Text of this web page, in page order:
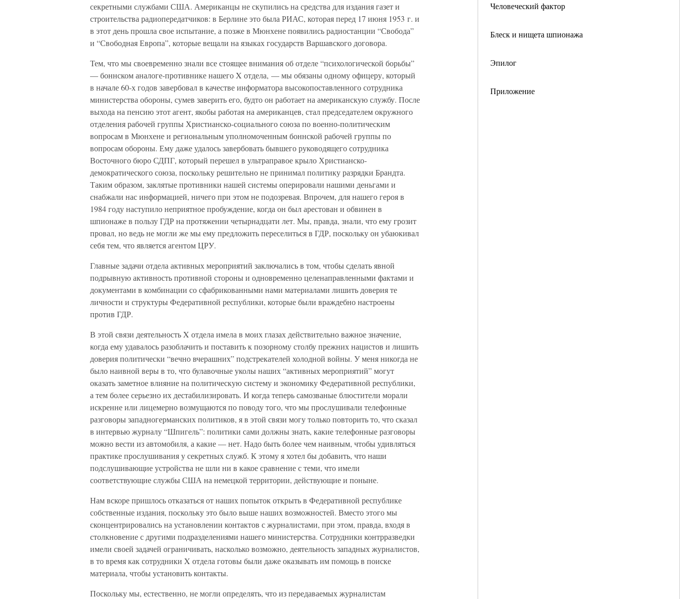
Человеческий фактор
Блеск и нищета шпионажа
Эпилог
Приложение
секретными службами США. Американцы не скупились на средства для издания газет и
строительства радиопередатчиков: в Берлине это была РИАС, которая перед 17 июня 1953 г. и
в этот день прошла свое испытание, а позже в Мюнхене появились радиостанции “Свобода”
и “Свободная Европа”, которые вещали на языках государств Варшавского договора.
Тем, что мы своевременно знали все стоящее внимания об отделе “психологической борьбы”
— боннском аналоге-противнике нашего X отдела, — мы обязаны одному офицеру, который
в начале 60-х годов завербовал в качестве информатора высокопоставленного сотрудника
министерства обороны, сумев заверить его, будто он работает на американскую службу. После
выхода на пенсию этот агент, якобы работая на американцев, стал председателем окружного
отделения рабочей группы Христианско-социального союза по военно-политическим
вопросам в Мюнхене и региональным уполномоченным боннской рабочей группы по
вопросам обороны. Ему даже удалось завербовать бывшего руководящего сотрудника
Восточного бюро СДПГ, который перешел в ультраправое крыло Христианско-
демократического союза, поскольку решительно не принимал политику разрядки Брандта.
Таким образом, заклятые противники нашей системы оперировали нашими деньгами и
снабжали нас информацией, ничего при этом не подозревая. Впрочем, для нашего героя в
1984 году наступило неприятное пробуждение, когда он был арестован и обвинен в
шпионаже в пользу ГДР на протяжении четырнадцати лет. Мы, правда, знали, что ему грозит
провал, но ведь не могли же мы ему предложить переселиться в ГДР, поскольку он убаюкивал
себя тем, что является агентом ЦРУ.
Главные задачи отдела активных мероприятий заключались в том, чтобы сделать явной
подрывную активность противной стороны и одновременно целенаправленными фактами и
документами в комбинации со сфабрикованными нами материалами лишить доверия те
личности и структуры Федеративной республики, которые были враждебно настроены
против ГДР.
В этой связи деятельность X отдела имела в моих глазах действительно важное значение,
когда ему удавалось разоблачить и поставить к позорному столбу прежних нацистов и лишить
доверия политически “вечно вчерашних” подстрекателей холодной войны. У меня никогда не
было наивной веры в то, что булавочные уколы наших “активных мероприятий” могут
оказать заметное влияние на политическую систему и экономику Федеративной республики,
а тем более серьезно их дестабилизировать. И когда теперь самозваные блюстители морали
искренне или лицемерно возмущаются по поводу того, что мы прослушивали телефонные
разговоры западногерманских политиков, я в этой связи могу только повторить то, что сказал
в интервью журналу “Шпигель”: политики сами должны знать, какие телефонные разговоры
можно вести из автомобиля, а какие — нет. Надо быть более чем наивным, чтобы удивляться
практике прослушивания у секретных служб. К этому я хотел бы добавить, что наши
подслушивающие устройства не шли ни в какое сравнение с теми, что имели
соответствующие службы США на немецкой территории, действующие и поныне.
Нам вскоре пришлось отказаться от наших попыток открыть в Федеративной республике
собственные издания, поскольку это было выше наших возможностей. Вместо этого мы
сконцентрировались на установлении контактов с журналистами, при этом, правда, входя в
столкновение с другими подразделениями нашего министерства. Сотрудники контрразведки
имели своей задачей ограничивать, насколько возможно, деятельность западных журналистов,
в то время как сотрудники X отдела готовы были даже оказывать им помощь в поиске
материала, чтобы установить контакты.
Поскольку мы, естественно, не могли определять, что из передаваемых журналистам